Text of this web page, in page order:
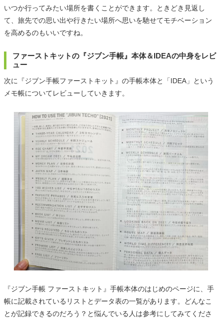
いつか行ってみたい場所を書くことができます。ときどき見返し
て、旅先での思い出や行きたい場所へ思いを馳せてモチベーション
を高めるのもいいですね。
ファーストキットの『ジブン手帳』本体＆IDEAの中身をレビ
ュー
次に『ジブン手帳ファーストキット』の手帳本体と「IDEA」という
メモ帳についてレビューしていきます。
『ジブン手帳 ファーストキット』手帳本体のはじめのページに、手
帳に記載されているリストとデータ表の一覧があります。どんなこ
とが記録できるのだろう？と悩んでいる人は参考にしてみてくださ